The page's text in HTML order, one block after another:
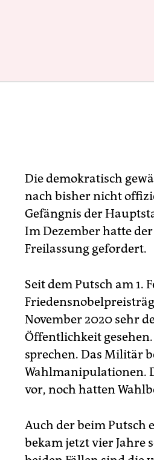
Die demokratisch
nach bisher nicht
Gefängnis der
Im Dezember hatte
Freilassung gefordert.
Seit dem Putsch am 1.
November 2020 sehr
Öffentlichkeit
sprechen. Das Militär
Wahlmanipulationen.
vor, noch hatten
Auch der beim Putsch
bekam jetzt vier Jahre